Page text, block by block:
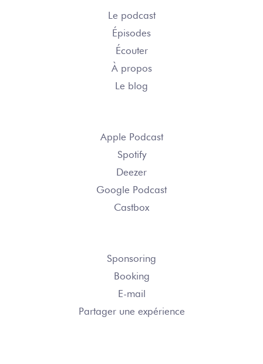
Le podcast
Épisodes
Écouter
À propos
Le blog
Apple Podcast
Spotify
Deezer
Google Podcast
Castbox
Sponsoring
Booking
E-mail
Partager une expérience